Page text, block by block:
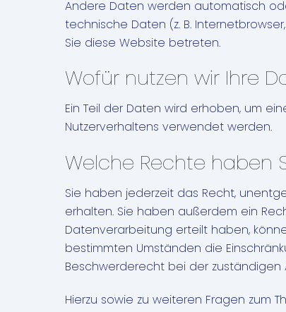
Andere Daten werden automatisch
technische Daten (z. B.
Sie diese Website betreten.
Wofür nutzen wir Ihre
Ein Teil der Daten wird erhoben, um
Nutzerverhaltens verwendet werden.
Welche Rechte haben
Sie haben jederzeit das Recht,
erhalten. Sie haben außerdem ein
Datenverarbeitung erteilt haben,
bestimmten Umständen die
Beschwerderecht bei der zuständigen
Hierzu sowie zu weiteren Fragen zum